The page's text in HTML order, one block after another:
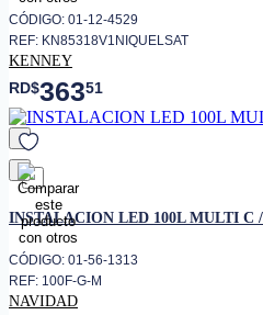
CÓDIGO: 01-12-4529
REF: KN85318V1NIQUELSAT
KENNEY
RD$36351
favorito
INSTALACION LED 100L MULTI C
CÓDIGO: 01-56-1313
REF: 100F-G-M
NAVIDAD